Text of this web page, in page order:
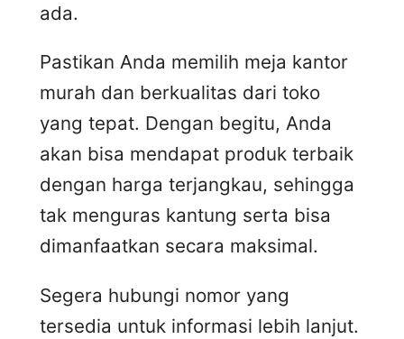
ada.
Pastikan Anda memilih meja kantor
murah dan berkualitas dari toko
yang tepat. Dengan begitu, Anda
akan bisa mendapat produk terbaik
dengan harga terjangkau, sehingga
tak menguras kantung serta bisa
dimanfaatkan secara maksimal.
Segera hubungi nomor yang
tersedia untuk informasi lebih lanjut.